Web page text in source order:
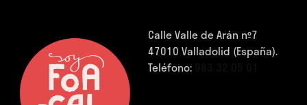
Calle Valle de Arán nº7
47010 Valladolid (España).
Teléfono: